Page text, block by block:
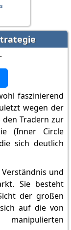
faszinierend
wegen der
Tradern zur
(Inner Circle
sich deutlich
und
Sie besteht
der großen
auf die von